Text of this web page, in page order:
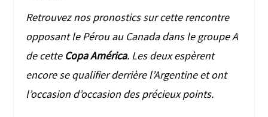
Retrouvez nos pronostics sur cette rencontre
opposant le Pérou au Canada dans le groupe A
de cette Copa América. Les deux espèrent
encore se qualifier derrière l’Argentine et ont
l’occasion d’occasion des précieux points.